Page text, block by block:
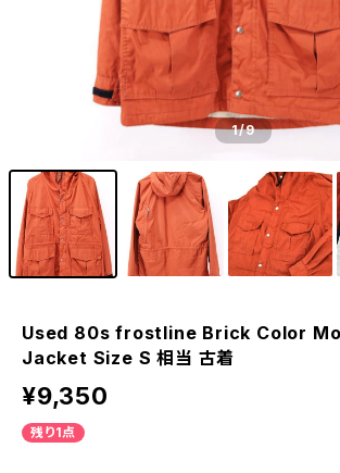
1/9
Used 80s frostline Brick Color
Jacket Size S 相当 古着
¥9,350
残り1点